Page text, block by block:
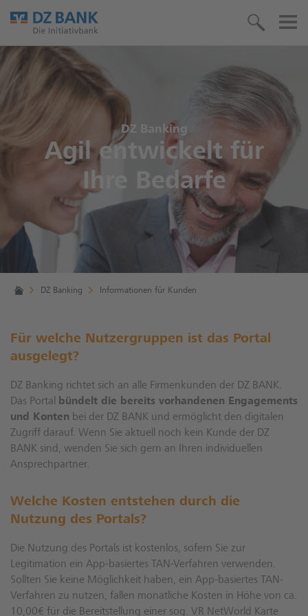
DZ Banking
Agil entwickelt für
Ihre Bedarfe
DZ Banking Informationen für Kunden
Für welche Nutzergruppen ist das Portal
ausgelegt?
DZ Banking richtet sich an alle Firmenkunden der DZ BANK.
Das Portal
bündelt die bereits vorhandenen Engagements
und Konten bei der DZ BANK und ermöglicht den digitalen
Zugriff darauf. Wenn Sie aktuell noch kein Kunde der DZ
BANK sind, wenden Sie sich gern an Ihren individuellen
Ansprechpartner.
Welche Kosten entstehen durch die
Nutzung des Portals?
Die Nutzung des Portals ist kostenlos, sofern Sie zur
Legitimation ein App-basiertes TAN-Verfahren verwenden.
Sollten Sie keine Möglichkeit haben, ein App-basiertes TAN-
Verfahren zu nutzen, fallen monatliche Kosten in Höhe von ca.
10,00€ für die Bereitstellung einer sog. VR NetWorld Karte